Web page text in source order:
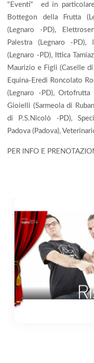
"Eventi" ed in
Bottegon della Frutta
(Legnaro -PD),
Palestra (Legnaro -
(Legnaro -PD), Ittica
Maurizio e Figli (Caselle
Equina-Eredi Roncolato
(Legnaro -PD),
Gioielli (Sarmeola di
di P.S.Nicolò -PD),
Padova (Padova),
PER INFO E